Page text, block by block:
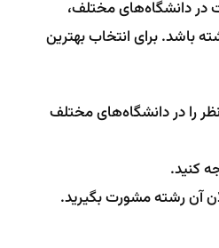
دانشگاه‌های مختلف،
باشد. برای انتخاب بهترین
را در دانشگاه‌های مختلف
کنید.
آن رشته مشورت بگیرید.